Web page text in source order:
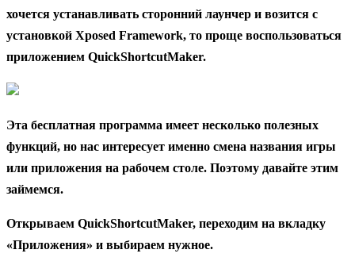
хочется устанавливать сторонний лаунчер и возится с
установкой Xposed Framework, то проще воспользоваться
приложением QuickShortcutMaker.
Эта бесплатная программа имеет несколько полезных
функций, но нас интересует именно смена названия игры
или приложения на рабочем столе. Поэтому давайте этим
займемся.
Открываем QuickShortcutMaker, переходим на вкладку
«Приложения» и выбираем нужное.